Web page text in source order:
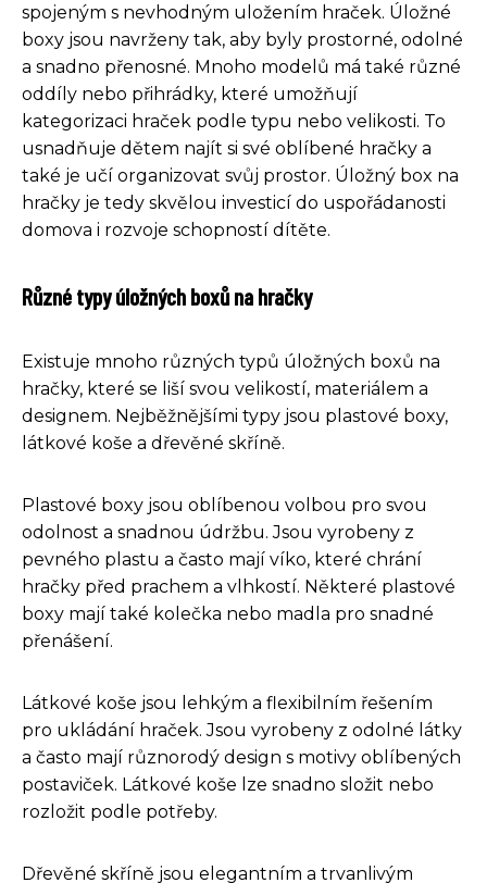
spojeným s nevhodným uložením hraček. Úložné
boxy jsou navrženy tak, aby byly prostorné, odolné
a snadno přenosné. Mnoho modelů má také různé
oddíly nebo přihrádky, které umožňují
kategorizaci hraček podle typu nebo velikosti. To
usnadňuje dětem najít si své oblíbené hračky a
také je učí organizovat svůj prostor. Úložný box na
hračky je tedy skvělou investicí do uspořádanosti
domova i rozvoje schopností dítěte.
Různé typy úložných boxů na hračky
Existuje mnoho různých typů úložných boxů na
hračky, které se liší svou velikostí, materiálem a
designem. Nejběžnějšími typy jsou plastové boxy,
látkové koše a dřevěné skříně.
Plastové boxy jsou oblíbenou volbou pro svou
odolnost a snadnou údržbu. Jsou vyrobeny z
pevného plastu a často mají víko, které chrání
hračky před prachem a vlhkostí. Některé plastové
boxy mají také kolečka nebo madla pro snadné
přenášení.
Látkové koše jsou lehkým a flexibilním řešením
pro ukládání hraček. Jsou vyrobeny z odolné látky
a často mají různorodý design s motivy oblíbených
postaviček. Látkové koše lze snadno složit nebo
rozložit podle potřeby.
Dřevěné skříně jsou elegantním a trvanlivým